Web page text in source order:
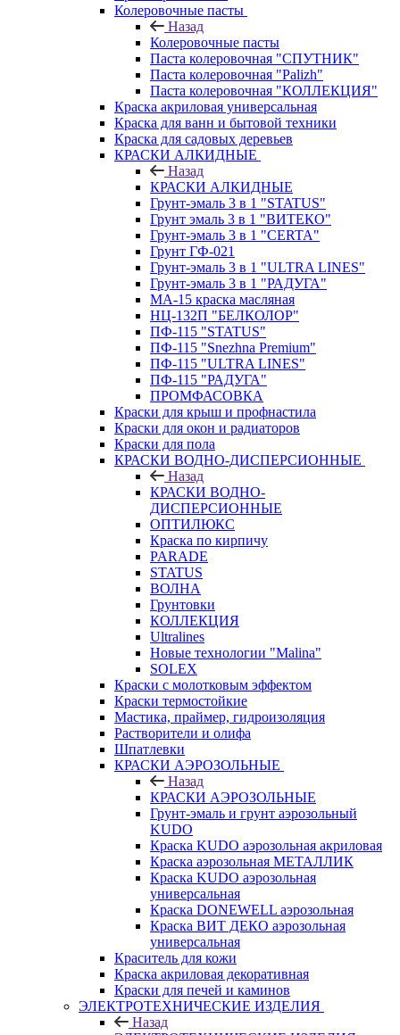
Колеровочные пасты
Назад
Колеровочные пасты
Паста колеровочная "СПУТНИК"
Паста колеровочная "Palizh"
Паста колеровочная "КОЛЛЕКЦИЯ"
Краска акриловая универсальная
Краска для ванн и бытовой техники
Краска для садовых деревьев
КРАСКИ АЛКИДНЫЕ
Назад
КРАСКИ АЛКИДНЫЕ
Грунт-эмаль 3 в 1 "STATUS"
Грунт эмаль 3 в 1 "ВИТЕКО"
Грунт-эмаль 3 в 1 "CERTA"
Грунт ГФ-021
Грунт-эмаль 3 в 1 "ULTRA LINES"
Грунт-эмаль 3 в 1 "РАДУГА"
МА-15 краска масляная
НЦ-132П "БЕЛКОЛОР"
ПФ-115 "STATUS"
ПФ-115 "Snezhna Premium"
ПФ-115 "ULTRA LINES"
ПФ-115 "РАДУГА"
ПРОМФАСОВКА
Краски для крыш и профнастила
Краски для окон и радиаторов
Краски для пола
КРАСКИ ВОДНО-ДИСПЕРСИОННЫЕ
Назад
КРАСКИ ВОДНО-
ДИСПЕРСИОННЫЕ
ОПТИЛЮКС
Краска по кирпичу
PARADE
STATUS
ВОЛНА
Грунтовки
КОЛЛЕКЦИЯ
Ultralines
Новые технологии "Malina"
SOLEX
Краски с молотковым эффектом
Краски термостойкие
Мастика, праймер, гидроизоляция
Растворители и олифа
Шпатлевки
КРАСКИ АЭРОЗОЛЬНЫЕ
Назад
КРАСКИ АЭРОЗОЛЬНЫЕ
Грунт-эмаль и грунт аэрозольный
KUDO
Краска KUDO аэрозольная акриловая
Краска аэрозольная МЕТАЛЛИК
Краска KUDO аэрозольная
универсальная
Краска DONEWELL аэрозольная
Краска ВИТ ДЕКО аэрозольная
универсальная
Краситель для кожи
Краска акриловая декоративная
Краски для печей и каминов
ЭЛЕКТРОТЕХНИЧЕСКИЕ ИЗДЕЛИЯ
Назад